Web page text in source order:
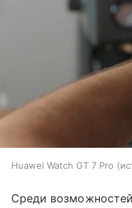
Huawei Watch GT 7 Pro
Среди